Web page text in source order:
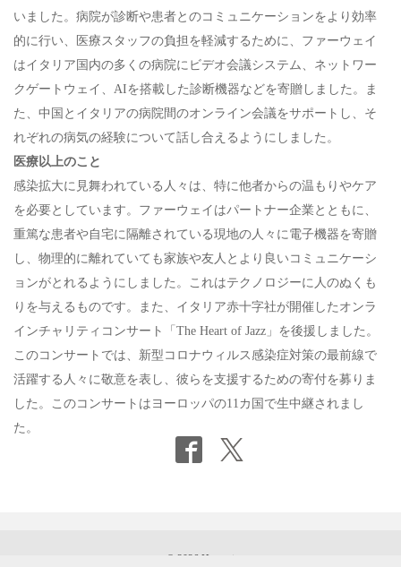
いました。病院が診断や患者とのコミュニケーションをより効率
的に行い、医療スタッフの負担を軽減するために、ファーウェイ
はイタリア国内の多くの病院にビデオ会議システム、ネットワー
クゲートウェイ、AIを搭載した診断機器などを寄贈しました。ま
た、中国とイタリアの病院間のオンライン会議をサポートし、そ
れぞれの病気の経験について話し合えるようにしました。
医療以上のこと
感染拡大に見舞われている人々は、特に他者からの温もりやケア
を必要としています。ファーウェイはパートナー企業とともに、
重篤な患者や自宅に隔離されている現地の人々に電子機器を寄贈
し、物理的に離れていても家族や友人とより良いコミュニケーシ
ョンがとれるようにしました。これはテクノロジーに人のぬくも
りを与えるものです。また、イタリア赤十字社が開催したオンラ
インチャリティコンサート「The Heart of Jazz」を後援しました。
このコンサートでは、新型コロナウィルス感染症対策の最前線で
活躍する人々に敬意を表し、彼らを支援するための寄付を募りま
した。このコンサートはヨーロッパの11カ国で生中継されまし
た。
© 2026 Huawei